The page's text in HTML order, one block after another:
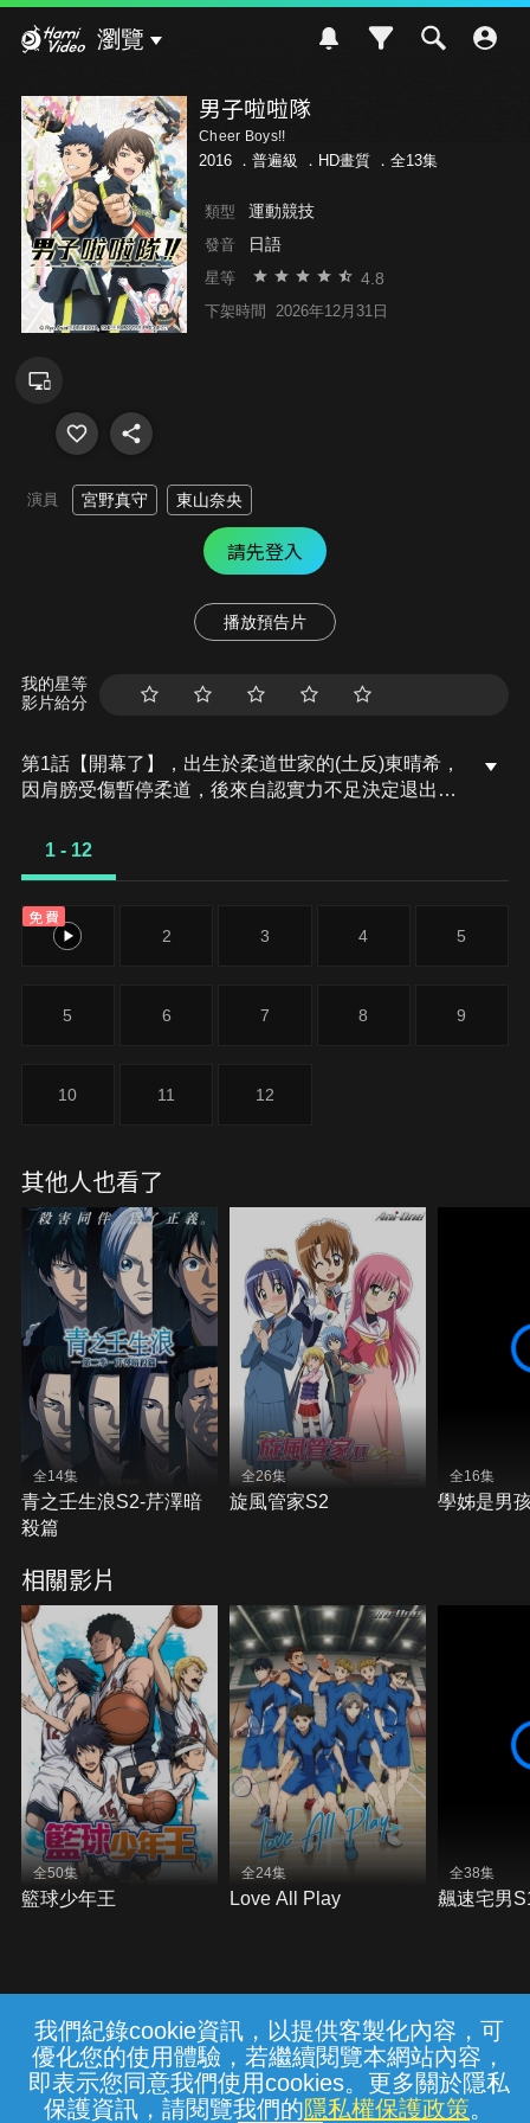
我們紀錄cookie資訊，以提供客製化內容，可
優化您的使用體驗，若繼續閱覽本網站內容，
即表示您同意我們使用cookies。更多關於隱私
保護資訊，請閱覽我們的隱私權保護政策。
瀏覽
男子啦啦隊
Cheer Boys!!
2016 ． 普遍級 ．HD畫質 ．全13集
類型 運動競技
發音 日語
星等 4.8
下架時間 2026年12月31日
演員 宮野真守 東山奈央
請先登入
播放預告片
我的星等
影片給分
第1話【開幕了】，出生於柔道世家的(土反)東晴希，
因肩膀受傷暫停柔道，後來自認實力不足決定退出，
還力邀他一起組成男子啦啦隊。雖然晴希毫無興趣，
1 - 12
免費
1 2 3 4 5
5 6 7 8 9
10 11 12
其他人也看了
全14集
青之壬生浪S2-芹澤暗
殺篇
全26集
旋風管家S2
全16集
學姊是男
相關影片
全50集
籃球少年王
全24集
Love All Play
全38集
飆速宅男
常見問題 線上客服 服務條款 隱私權保護
{{notifyMsg}}